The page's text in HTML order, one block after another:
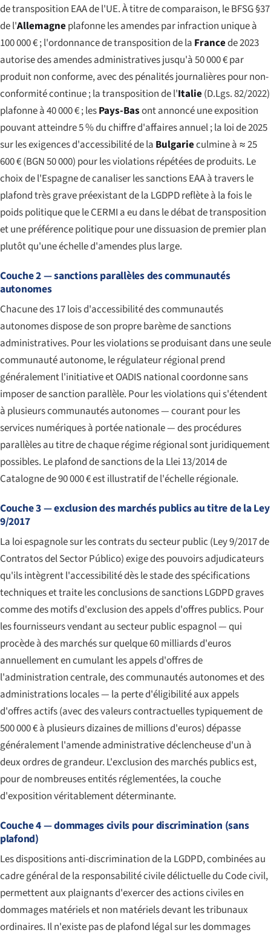
de transposition EAA de l'UE. À titre de comparaison, le BFSG §37
de l'Allemagneplafonne les amendes par infraction unique à
100 000 € ; l'ordonnance de transposition de la Francede 2023
autorise des amendes administratives jusqu'à 50 000 € par
produit non conforme, avec des pénalités journalières pour non-
conformité continue ; la transposition de l'Italie(D.Lgs. 82/2022)
plafonne à 40 000 € ; lesPays-Basont annoncé une exposition
pouvant atteindre 5 % du chiffre d'affaires annuel ; la loi de 2025
sur les exigences d'accessibilité de la Bulgarieculmine à ≈ 25
600 € (BGN 50 000) pour les violations répétées de produits. Le
choix de l'Espagne de canaliser les sanctions EAA à travers le
plafond très grave préexistant de la LGDPD reflète à la fois le
poids politique que le CERMI a eu dans le débat de transposition
et une préférence politique pour une dissuasion de premier plan
plutôt qu'une échelle d'amendes plus large.
Couche 2 — sanctions parallèles des communautés
autonomes
Chacune des 17 lois d'accessibilité des communautés
autonomes dispose de son propre barème de sanctions
administratives. Pour les violations se produisant dans une seule
communauté autonome, le régulateur régional prend
généralement l'initiative et OADIS national coordonne sans
imposer de sanction parallèle. Pour les violations qui s'étendent
à plusieurs communautés autonomes — courant pour les
services numériques à portée nationale — des procédures
parallèles au titre de chaque régime régional sont juridiquement
possibles. Le plafond de sanctions de la Llei 13/2014 de
Catalogne de 90 000 € est illustratif de l'échelle régionale.
Couche 3 — exclusion des marchés publics au titre de la Ley
9/2017
La loi espagnole sur les contrats du secteur public (Ley 9/2017 de
Contratos del Sector Público) exige des pouvoirs adjudicateurs
qu'ils intègrent l'accessibilité dès le stade des spécifications
techniques et traite les conclusions de sanctions LGDPD graves
comme des motifs d'exclusion des appels d'offres publics. Pour
les fournisseurs vendant au secteur public espagnol — qui
procède à des marchés sur quelque 60 milliards d'euros
annuellement en cumulant les appels d'offres de
l'administration centrale, des communautés autonomes et des
administrations locales — la perte d'éligibilité aux appels
d'offres actifs (avec des valeurs contractuelles typiquement de
500 000 € à plusieurs dizaines de millions d'euros) dépasse
généralement l'amende administrative déclencheuse d'un à
deux ordres de grandeur. L'exclusion des marchés publics est,
pour de nombreuses entités réglementées, la couche
d'exposition véritablement déterminante.
Couche 4 — dommages civils pour discrimination (sans
plafond)
Les dispositions anti-discrimination de la LGDPD, combinées au
cadre général de la responsabilité civile délictuelle du Code civil,
permettent aux plaignants d'exercer des actions civiles en
dommages matériels et non matériels devant les tribunaux
ordinaires. Il n'existe pas de plafond légal sur les dommages